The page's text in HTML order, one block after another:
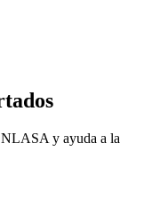
y ayuda a la